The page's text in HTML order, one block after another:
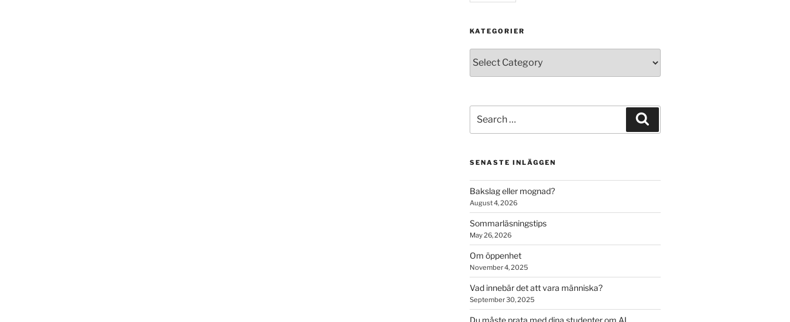
KATEGORIER
for:
SENASTE INLÄGGEN
Bakslag eller mognad?
August 4, 2026
Sommarläsningstips
May 26, 2026
Om öppenhet
November 4, 2025
Vad innebär det att vara människa?
September 30, 2025
Du måste prata med dina studenter om AI